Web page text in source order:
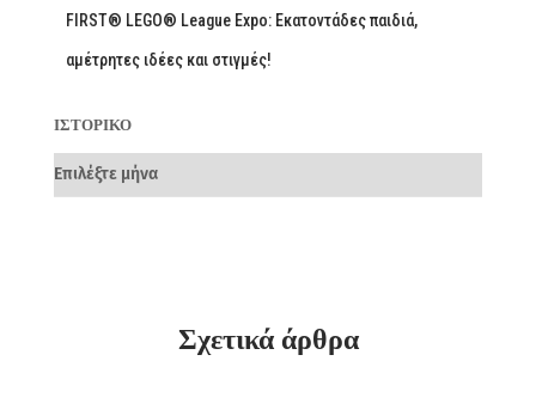
FIRST® LEGO® League Expo: Εκατοντάδες παιδιά,
αμέτρητες ιδέες και στιγμές!
ΙΣΤΟΡΙΚΌ
Σχετικά άρθρα